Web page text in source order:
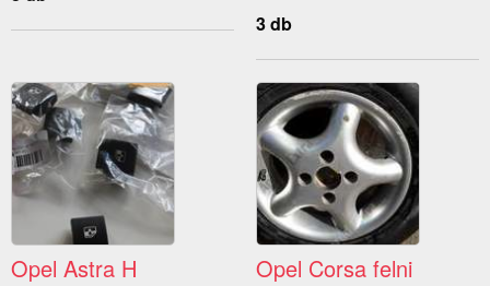
3 db
Opel Astra H Opel Corsa felni